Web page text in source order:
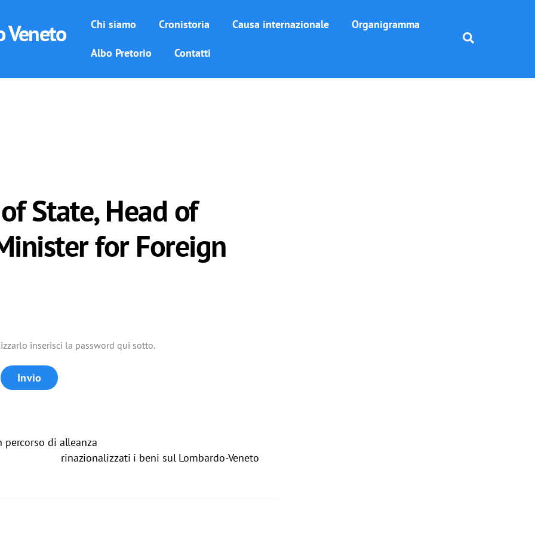
Veneto Chi siamo Cronistoria Causa internazionale Organigramma
Albo Pretorio Contatti
State, Head of
for Foreign
inserisci la password qui sotto.
percorso di alleanza
rinazionalizzati i beni sul Lombardo-Veneto